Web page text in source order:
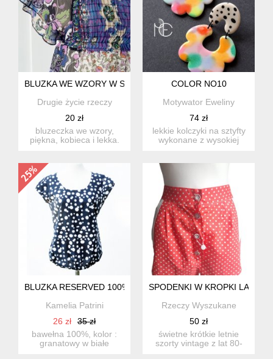
BLUZKA WE WZORY W STYLU BOHO
Drugie życie rzeczy
20 zł
bluzeczka we wzory,
piękna, kobieca i lekka.
COLOR NO10
Motywator Eweliny
74 zł
lekkie kolczyki na sztyfty
wykonane z wysokiej
BLUZKA RESERVED 100%BAWEŁNA
Kamelia Patrini
26 zł
35 zł
bawełna 100%, kolor :
granatowy w białe
SPODENKI W KROPKI LATA
Rzeczy Wyszukane
50 zł
świetne krótkie letnie
szorty vintage z lat 80-